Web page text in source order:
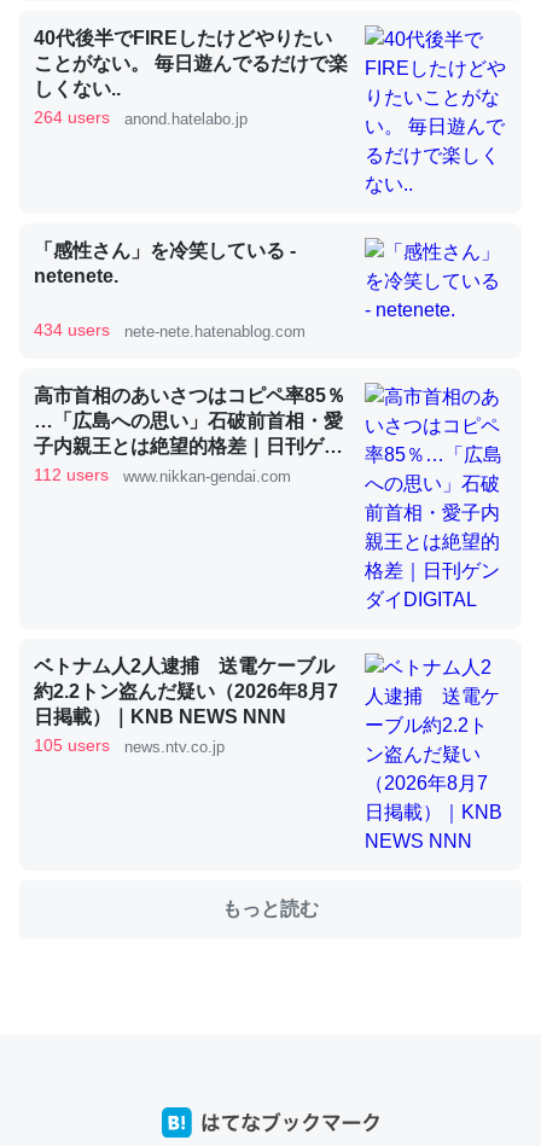
昆虫ってカルシウム少ないのか。知らんかった。調べたら
コオロギのカルシウム分はエビの600分の1程度。
論文では「淡水はカルシウムも酸素も不足してて両方に不
利だから両方が拮抗してるのでは」とあって面白い。海に
いる鋏角類（カブトガニ・ウミグモ）はカルシウムを使わ
ずキチンを強化してる筈だが、酵素が違うのか？
─ニュース :: 【研究発表】昆虫学の大問題＝「昆虫はなぜ海にいな
これを元に考えるとカルシウムを大量に使う脊椎動物と貝
類は苦労してるんだな…。腹足類だと殻を無くしてナメク
ジになったり努力してるし。
─ニュース :: 【研究発表】昆虫学の大問題＝「昆虫はなぜ海にいな
40代後半でFIREしたけどやりたい
ことがない。 毎日遊んでるだけで楽
しくない..
264 users anond.hatelabo.jp
「感性さん」を冷笑している -
netenete.
434 users nete-nete.hatenablog.com
高市首相のあいさつはコピペ率85％
…「広島への思い」石破前首相・愛
子内親王とは絶望的格差｜日刊ゲン
ダイDIGITAL
112 users www.nikkan-gendai.com
ベトナム人2人逮捕 送電ケーブル
約2.2トン盗んだ疑い（2026年8月7
日掲載）｜KNB NEWS NNN
105 users news.ntv.co.jp
もっと読む